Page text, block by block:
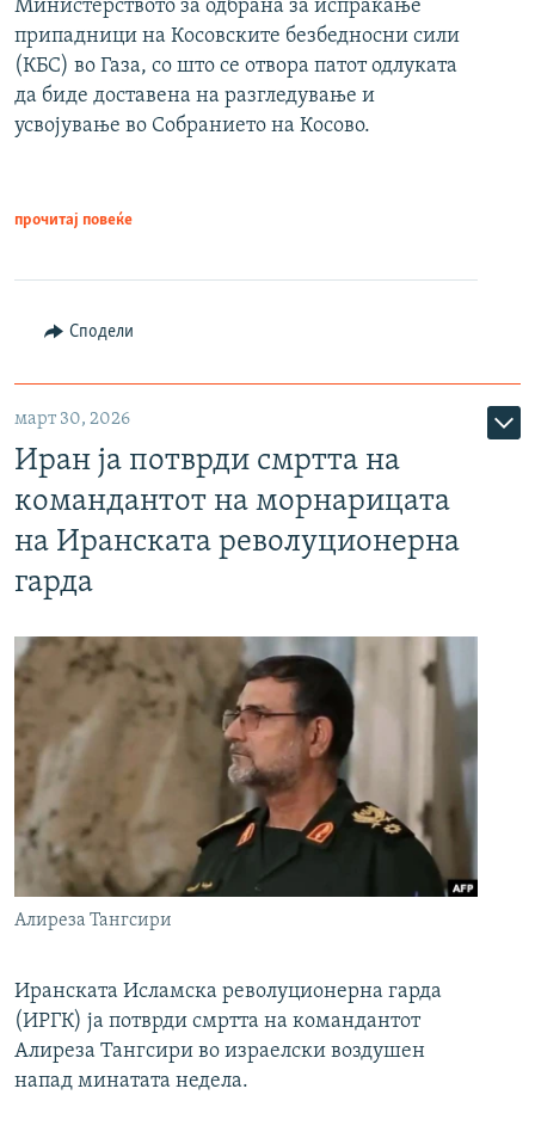
Министерството за одбрана за испраќање
припадници на Косовските безбедносни сили
(КБС) во Газа, со што се отвора патот одлуката
да биде доставена на разгледување и
усвојување во Собранието на Косово.
прочитај повеќе
Сподели
март 30, 2026
Иран ја потврди смртта на
командантот на морнарицата
на Иранската револуционерна
гарда
Алиреза Тангсири
Иранската Исламска револуционерна гарда
(ИРГК) ја потврди смртта на командантот
Алиреза Тангсири во израелски воздушен
напад минатата недела.